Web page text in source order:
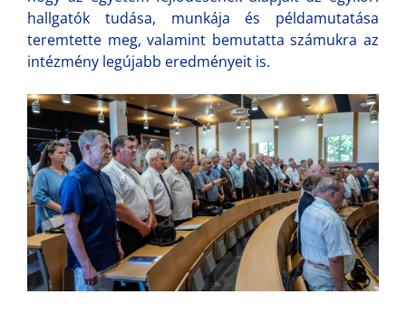
hallgatók tudása, munkája és példamutatása
teremtette meg, valamint bemutatta számukra az
intézmény legújabb eredményeit is.